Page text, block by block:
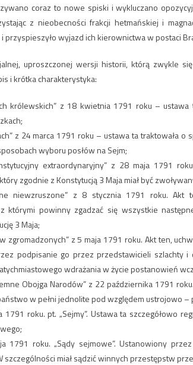
coraz to nowe spiski i wykluczano
z nieobecności frakcji hetmańskiej i
przyspieszyło wyjazd ich kierownictwa w postaci
uproszczonej wersji historii, którą zwykle się
i krótka charakterystyka:
królewskich” z 18 kwietnia 1791 roku –
z 24 marca 1791 roku – ustawa ta traktowała
wyboru posłów na Sejm;
extraordynaryjny” z 28 maja 1791
zgodnie z Konstytucją 3 Maja miał być
niewzruszone” z 8 stycznia 1791 roku. Akt
którymi powinny zgadzać się wszystkie
3 Maja;
zgromadzonych” z 5 maja 1791 roku. Akt ten,
podpisanie go przez przedstawicieli szlachty
wdrażania w życie postanowień
Obojga Narodów” z 22 października 1791
w pełni jednolite pod względem ustrojowo –
roku. pt. „Sejmy”. Ustawa ta szczegółowo
1791 roku. „Sądy sejmowe”. Ustanowiony
szczególności miał sądzić winnych przestępstw